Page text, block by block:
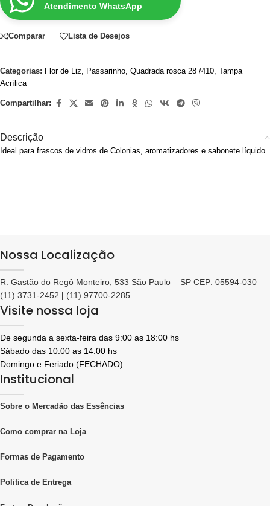
Atendimento WhatsApp
Comparar Lista de Desejos
Categorias: Flor de Liz Passarinho Quadrada rosca 28 /410 Tampa
Acrílica
Compartilhar:
Descrição
Ideal para frascos de vidros de Colonias, aromatizadores e sabonete líquido.
Nossa Localização
R. Gastão do Regô Monteiro, 533 São Paulo – SP CEP: 05594-030
(11) 3731-2452 | (11) 97700-2285
Visite nossa loja
De segunda a sexta-feira das 9:00 as 18:00 hs
Sábado das 10:00 as 14:00 hs
Domingo e Feriado (FECHADO)
Institucional
Sobre o Mercadão das Essências
Como comprar na Loja
Formas de Pagamento
Politica de Entrega